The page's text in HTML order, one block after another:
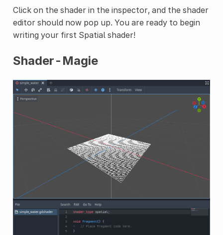
Click on the shader in the inspector, and the shader
editor should now pop up. You are ready to begin
writing your first Spatial shader!
Shader-Magie